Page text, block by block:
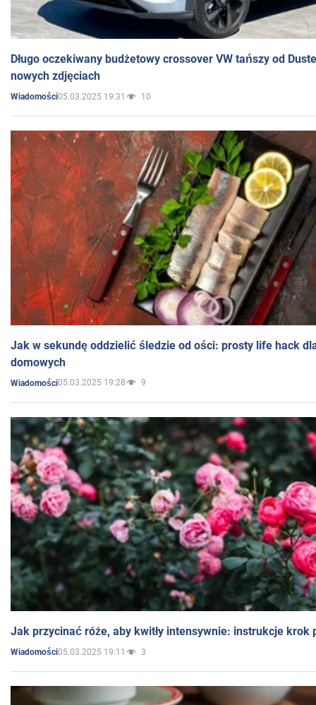
Długo oczekiwany budżetowy crossover VW tańszy od
nowych zdjęciach
Wiadomości05.03.2025 19:31 10
Jak w sekundę oddzielić śledzie od ości: prosty life hack
domowych
Wiadomości05.03.2025 19:28 9
Jak przycinać róże, aby kwitły intensywnie: instrukcje krok
Wiadomości05.03.2025 19:11 3